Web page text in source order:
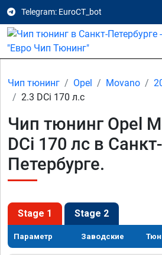
Telegram: EuroCT_bot
Чип тюнинг Opel Movano
2.3 DCi 170 л.с
Чип тюнинг Opel
DCi 170 лс в Санкт-
Петербурге.
Stage 1 Stage 2
Параметр Заводские